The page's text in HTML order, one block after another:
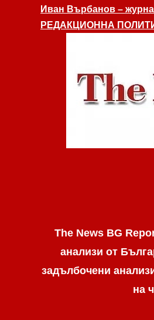
Иван Върбанов –
РЕДАКЦИОННА
The News BG
анализи от
задълбочени
на